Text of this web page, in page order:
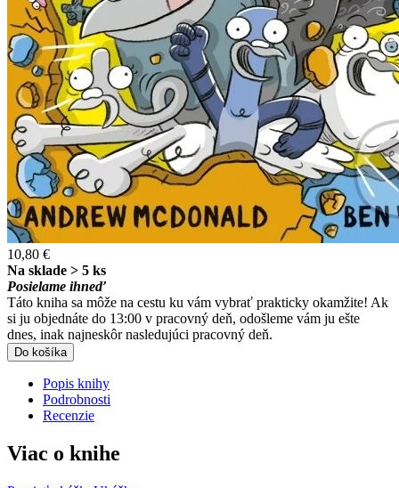
10,80 €
Na sklade > 5 ks
Posielame ihneď
Táto kniha sa môže na cestu ku vám vybrať prakticky okamžite! Ak
si ju objednáte do 13:00 v pracovný deň, odošleme vám ju ešte
dnes, inak najneskôr nasledujúci pracovný deň.
Do košíka
Popis knihy
Podrobnosti
Recenzie
Viac o knihe